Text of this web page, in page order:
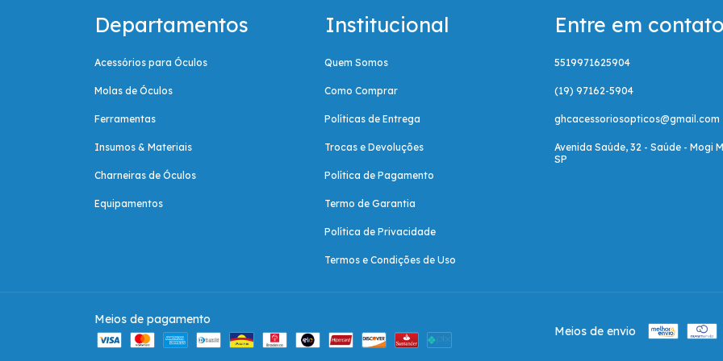
Departamentos
Acessórios para Óculos
Molas de Óculos
Ferramentas
Insumos & Materiais
Charneiras de Óculos
Equipamentos
Institucional
Quem Somos
Como Comprar
Políticas de Entrega
Trocas e Devoluções
Política de Pagamento
Termo de Garantia
Política de Privacidade
Termos e Condições de Uso
Entre em contato
5519971625904
(19) 97162-5904
ghcacessoriosopticos@gmail.com
Avenida Saúde, 32 - Saúde - Mogi
SP
Meios de pagamento
Meios de envio